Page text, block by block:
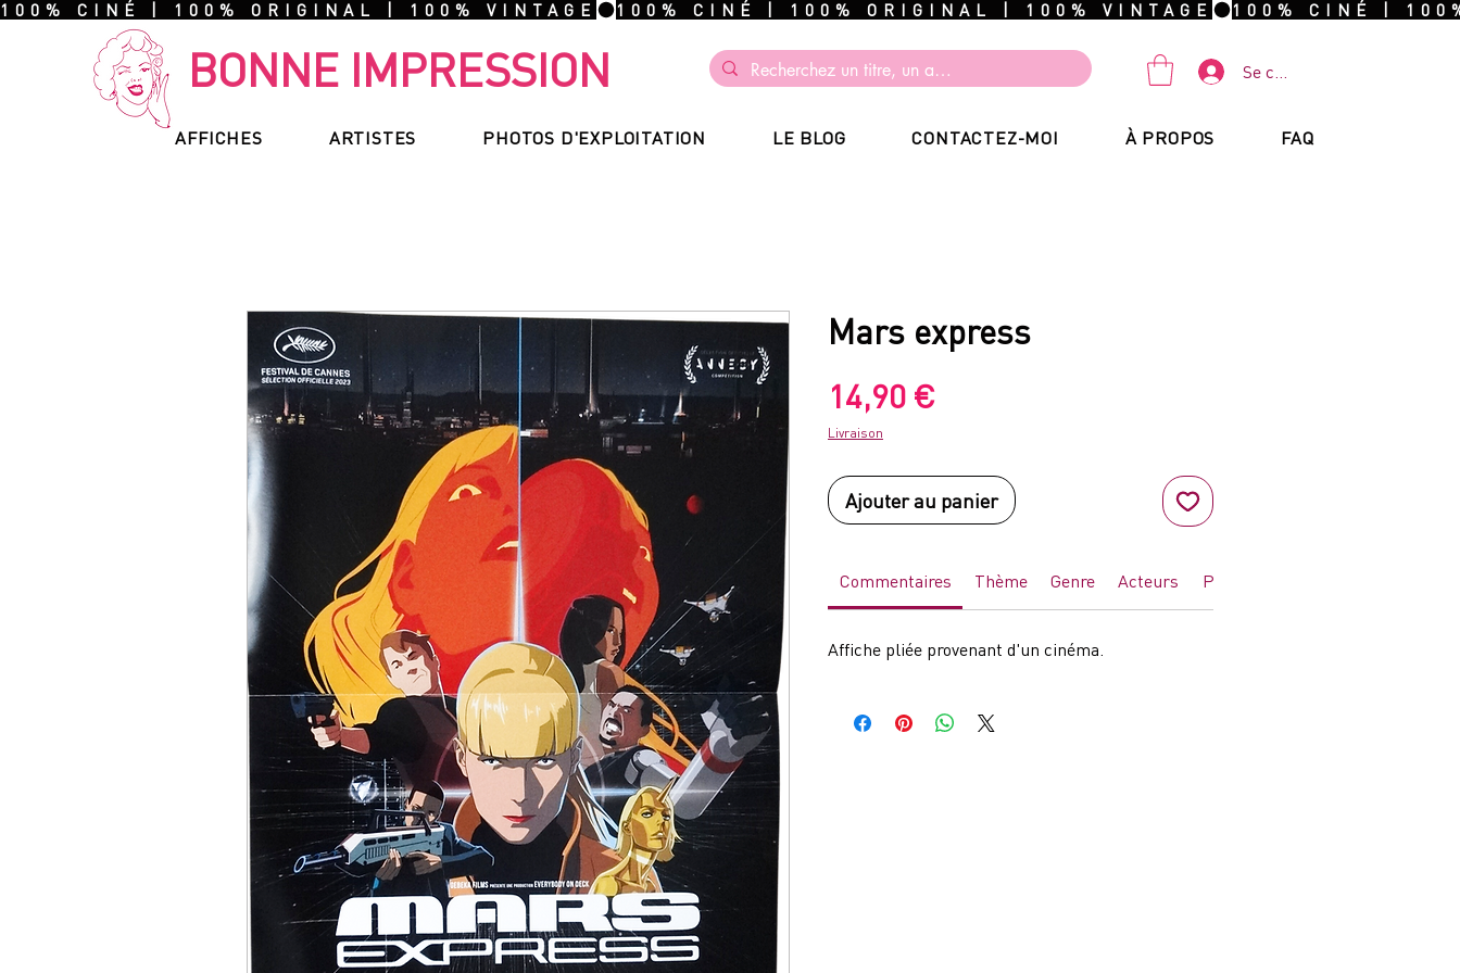
100% CINÉ | 100% ORIGINAL | 100% VINTAGE
BONNE IMPRESSION Se connecter
AFFICHES ARTISTES PHOTOS D'EXPLOITATION LE BLOG CONTACTEZ-MOI À PROPOS FAQ
Mars express
14,90 €Prix
Livraison
Ajouter au panier
Commentaires Thème Genre Acteurs Pays d'impression
Affiche pliée provenant d'un cinéma.